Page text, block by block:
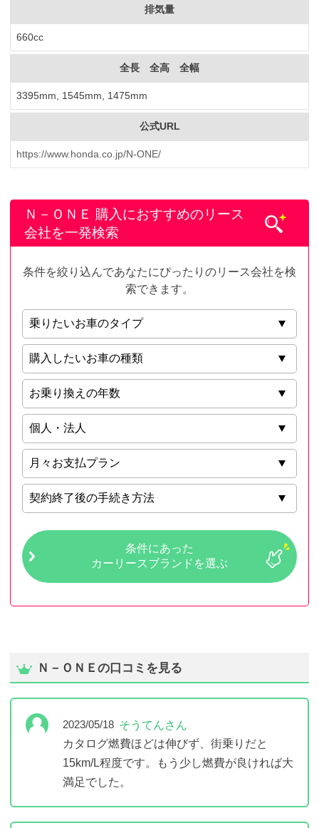
排気量
660cc
全長 全高 全幅
3395mm, 1545mm, 1475mm
公式URL
https://www.honda.co.jp/N-ONE/
Ｎ－ＯＮＥ 購入におすすめのリース
会社を一発検索
条件を絞り込んであなたにぴったりのリース会社を検
索できます。
条件にあった
カーリースブランドを選ぶ
Ｎ－ＯＮＥの口コミを見る
2023/05/18 そうてんさん
カタログ燃費ほどは伸びず、街乗りだと
15km/L程度です。もう少し燃費が良ければ大
満足でした。